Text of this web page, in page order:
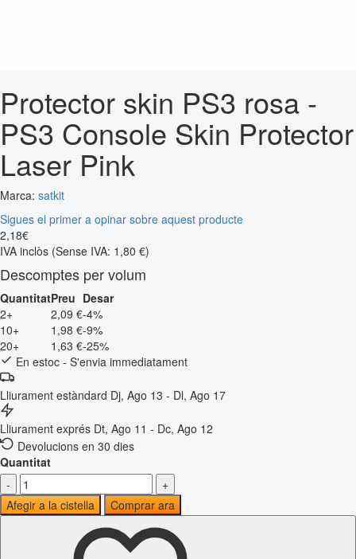
Protector skin PS3 rosa -
PS3 Console Skin Protector
Laser Pink
Marca: satkit
Sigues el primer a opinar sobre aquest producte
2,18€
IVA inclòs (Sense IVA: 1,80 €)
Descomptes per volum
QuantitatPreu Desar
2+
2,09 €-4%
10+
1,98 €-9%
20+
1,63 €-25%
En estoc - S'envia immediatament
Lliurament estàndard Dj, Ago 13 - Dl, Ago 17
Lliurament exprés Dt, Ago 11 - Dc, Ago 12
Devolucions en 30 dies
Quantitat
-
+
Afegir a la cistella
Comprar ara